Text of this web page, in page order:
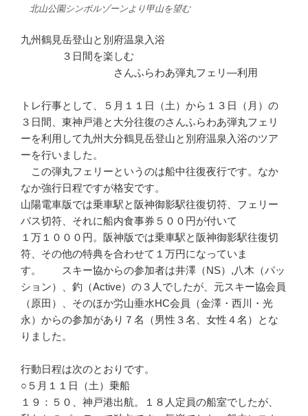
北山公園シンボルゾーンより甲山を望む
九州鶴見岳登山と別府温泉入浴
３日間を楽しむ
さんふらわあ弾丸フェリ―利用
トレ行事として、５月１１日（土）から１３日（月）の
３日間、東神戸港と大分往復のさんふらわあ弾丸フェリ
ーを利用して九州大分鶴見岳登山と別府温泉入浴のツア
ーを行いました。
この弾丸フェリーというのは船中往復夜行です。なか
なか強行日程ですが格安です。
山陽電車版では乗車駅と阪神御影駅往復切符、フェリー
バス切符、それに船内食事券５００円が付いて
１万１０００円。阪神版では乗車駅と阪神御影駅往復切
符、その他の特典を合わせて１万円になっていま
す。 スキー協からの参加者は井澤（NS）,八木（パッ
ション）、釣（Active）の３人でしたが、元スキー協会員
（原田）、そのほか労山垂水HC会員（金澤・西川・光
永）からの参加があり７名（男性３名、女性４名）とな
りました。
行動日程は次のとおりです。
○５月１１日（土）乗船
１９：５０、神戸港出航。１８人定員の船室でしたが、